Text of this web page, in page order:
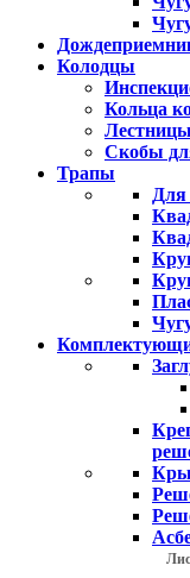
Колодцы
Кольца
Скобы
Трапы
Для